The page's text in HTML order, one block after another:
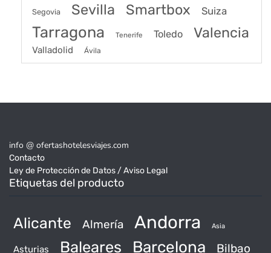
Segovia Sevilla Smartbox Suiza
Tarragona Tenerife Toledo Valencia
Valladolid Ávila
info @ ofertashotelesviajes.com
Contacto
Ley de Protección de Datos / Aviso Legal
Etiquetas del producto
Alicante Almería Andorra Asia
Asturias Baleares Barcelona Bilbao